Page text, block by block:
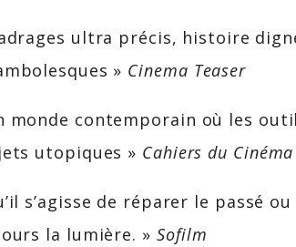
ultra précis, histoire
» Cinema Teaser
monde contemporain où les
utopiques » Cahiers du Cinéma
s’agisse de réparer le passé
la lumière. » Sofilm